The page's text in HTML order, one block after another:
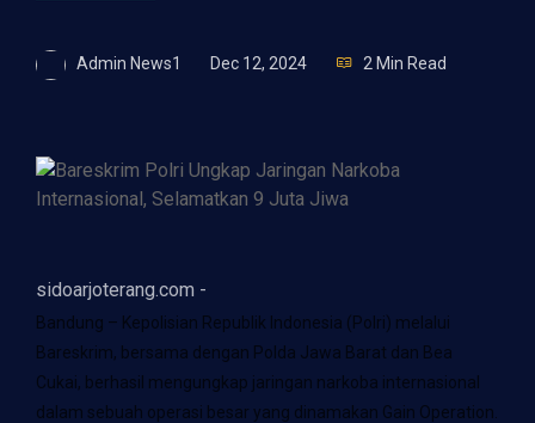
Admin News1 Dec 12, 2024 2 Min Read
sidoarjoterang.com -
Bandung – Kepolisian Republik Indonesia (Polri) melalui
Bareskrim, bersama dengan Polda Jawa Barat dan Bea
Cukai, berhasil mengungkap jaringan narkoba internasional
dalam sebuah operasi besar yang dinamakan Gain Operation.